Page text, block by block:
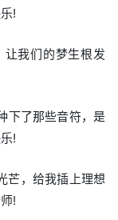
!
我们的梦生根发
下了那些音符，是
!
芒，给我插上理想
!